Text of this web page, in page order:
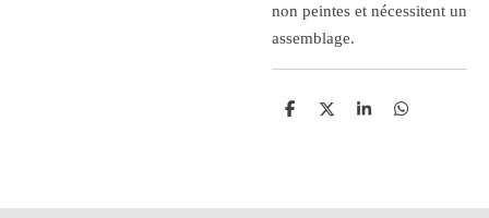
non peintes et nécessitent un
assemblage.
P
e
P
e
P
e
P
e